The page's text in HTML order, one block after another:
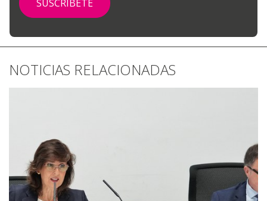
NOTICIAS RELACIONADAS